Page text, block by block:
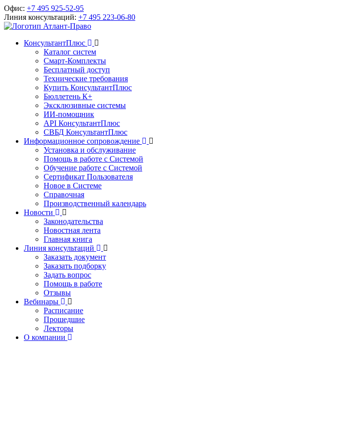
Офис: +7 495 925-52-95
Линия консультаций: +7 495 223-06-80
КонсультантПлюс
Каталог систем
Смарт-Комплекты
Бесплатный доступ
Технические требования
Купить КонсультантПлюс
Бюллетень К+
Эксклюзивные системы
ИИ-помощник
API КонсультантПлюс
СВБД КонсультантПлюс
Информационное сопровождение
Установка и обслуживание
Помощь в работе с Системой
Обучение работе с Системой
Сертификат Пользователя
Новое в Системе
Справочная
Производственный календарь
Новости
Законодательства
Новостная лента
Главная книга
Линия консультаций
Заказать документ
Заказать подборку
Задать вопрос
Помощь в работе
Отзывы
Вебинары
Расписание
Прошедшие
Лекторы
О компании